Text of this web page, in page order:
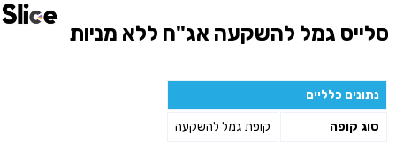
סלייס גמל להשקעה אג"ח ללא מניות
נתונים כלליים
סוג קופה קופת גמל להשקעה
סכום חיסכון בקרן
אני מאשר את תנאיי השימוש והפרטיות של האתר
מאשר כי פרטיי ישמשו לקבלת פניות והצעות שיווקיות למוצרים
פנסיוניים\ביטוח באמצעות טלפון, מייל או SMS מאיתנו או צד שלישי